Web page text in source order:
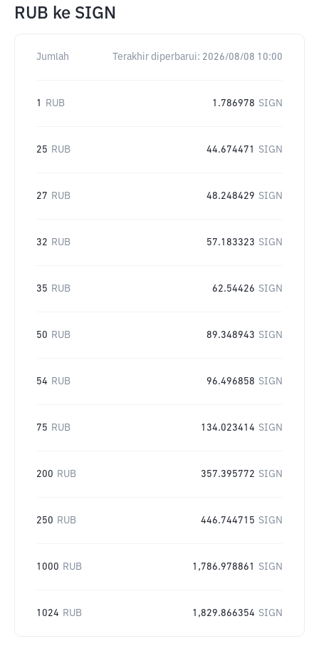
RUB ke SIGN
Jumlah Terakhir diperbarui: 2026/08/08 10:00
1 RUB 1.786978 SIGN
25 RUB 44.674471 SIGN
27 RUB 48.248429 SIGN
32 RUB 57.183323 SIGN
35 RUB 62.54426 SIGN
50 RUB 89.348943 SIGN
54 RUB 96.496858 SIGN
75 RUB 134.023414 SIGN
200 RUB 357.395772 SIGN
250 RUB 446.744715 SIGN
1000 RUB 1,786.978861 SIGN
1024 RUB 1,829.866354 SIGN